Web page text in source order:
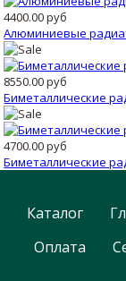
4400.00 руб
Алюминиевые
8550.00 руб
Биметаллические
4700.00 руб
Биметаллические
Каталог
Оплата